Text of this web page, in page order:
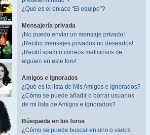
¿Qué es el enlace “El equipo”?
Mensajería privada
¡No puedo enviar un mensaje privado!
¡Recibo mensajes privados no deseados!
¡Recibí spam o correos maliciosos de
alguien en este foro!
Amigos e Ignorados
¿Qué es la lista de Mis Amigos e Ignorados?
¿Cómo se puede añadir o borrar usuarios
de mi lista de Amigos e Ignorados?
Búsqueda en los foros
¿Cómo se puede buscar en uno o varios